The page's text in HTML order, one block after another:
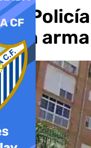
La
con